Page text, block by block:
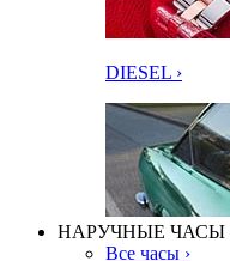
DIESEL ›
НАРУЧНЫЕ ЧАСЫ
Все часы ›